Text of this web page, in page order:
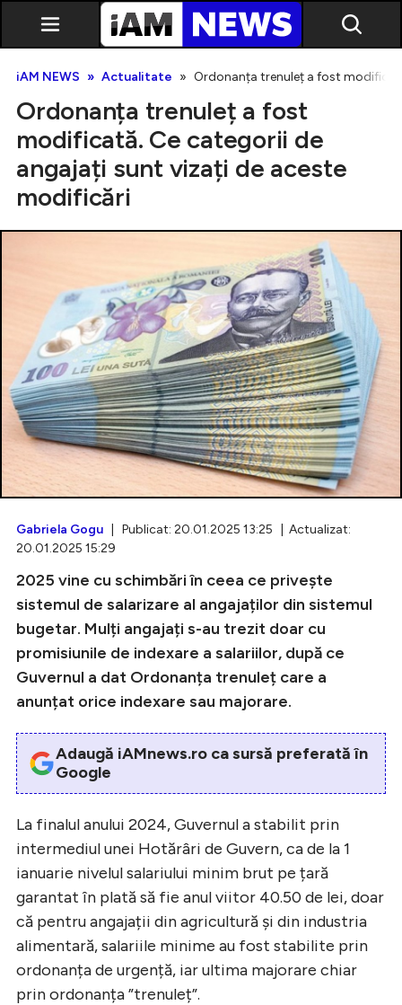
Exclusiv
Intră în cont
Creează cont
iAM NEWS Actualitate Ordonanța trenuleț a fost
Ordonanța trenuleț a fost
modificată. Ce categorii de
angajați sunt vizați de aceste
modificări
Gabriela Gogu | Publicat: 20.01.2025 13:25 | Actualizat:
20.01.2025 15:29
2025 vine cu schimbări în ceea ce privește
sistemul de salarizare al angajaților din sistemul
bugetar. Mulți angajați s-au trezit doar cu
promisiunile de indexare a salariilor, după ce
Guvernul a dat Ordonanța trenuleț care a
anunțat orice indexare sau majorare.
Adaugă iAMnews.ro ca sursă preferată în
Google
La finalul anului 2024, Guvernul a stabilit prin
intermediul unei Hotărâri de Guvern, ca de la 1
ianuarie nivelul salariului minim brut pe țară
garantat în plată să fie anul viitor 40.50 de lei, doar
că pentru angajații din agricultură și din industria
alimentară, salariile minime au fost stabilite prin
ordonanța de urgență, iar ultima majorare chiar
prin ordonanța ”trenuleț”.